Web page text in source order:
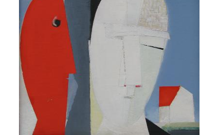
ДМИТРИК ВАСИЛЬ
ДМІТРІЄВ ОЛЕКСАНДР
ДУЛЬФАН ЛЮСЬЄН
ДУЛЬФАН ДМИТРО
ЕРЛІХ ДМИТРО
ЄВСЕЄВ ДМИТРО
ЄГОРОВ ЮРІЙ
ЖАЛОБНЮК СТАНІСЛАВ